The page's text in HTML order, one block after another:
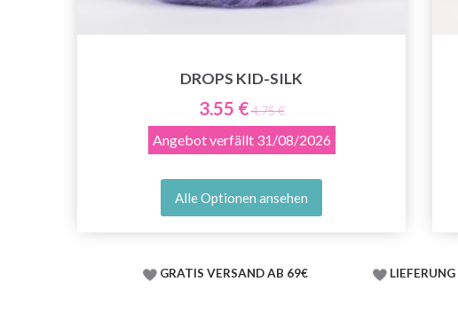
DROPS KID-SILK
3.55 €4.75 €
Angebot verfällt 31/08/2026
Alle Optionen ansehen
GRATIS VERSAND AB 69€